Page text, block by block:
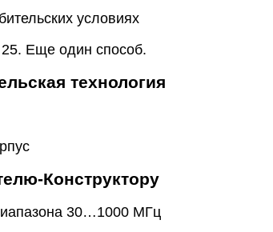
условиях
Еще один способ.
технология
Конструктору
30…1000 МГц